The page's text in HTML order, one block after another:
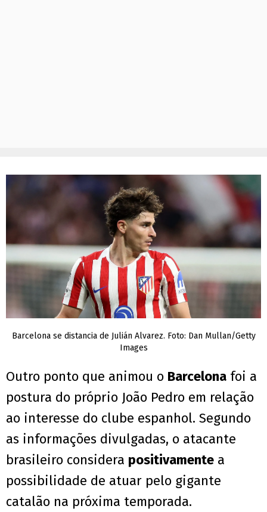
Barcelona se distancia de Julián Alvarez. Foto: Dan Mullan/Getty
Images
Outro ponto que animou o Barcelona foi a
postura do próprio João Pedro em relação
ao interesse do clube espanhol. Segundo
as informações divulgadas, o atacante
brasileiro considera positivamente a
possibilidade de atuar pelo gigante
catalão na próxima temporada.